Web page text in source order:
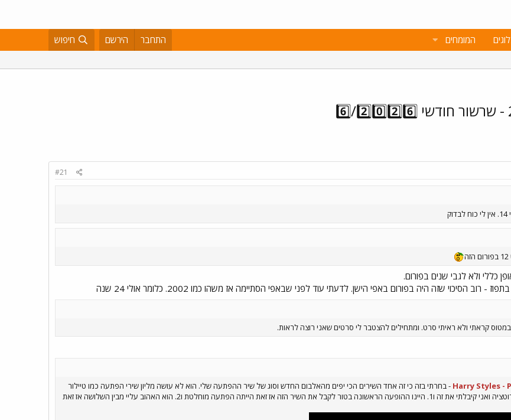
המומחים התחבר הירשם חיפוש
#21
כללי ולא לגבי שנים בפורום.
הסיכוי שזה היה בפורום באפי הישן. לדעתי עוד לפני שבאפי הסתיימה אז משהו כמו 2002. כלומר אולי 24 שנה
במטוס קראתי ולא ראיתי סרט. ומתחילים להצטבר לי סרטים שאני רוצה לראות.
Harry Styles - - בחרתי בזה כי זה אחד השירים הכי יפים מהאלבום החדש וסוג של שיר ההפתעה שלי. הוא לא עושה מליון שירי הפתעה כמו טיילור
אבל כן יש משבצת אחת שיש בה 3 שירים ברוטציה ואני קיבלתי את זה ו1. היינו ההופעה הראשונה בטור לקבל את השיר הזה אז זאת הייתה הפתעה מוחלטת ו2. הוא האהוב עליי מבין השלושה אז זאת